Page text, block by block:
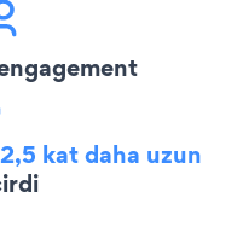
2,5 kat daha uzun